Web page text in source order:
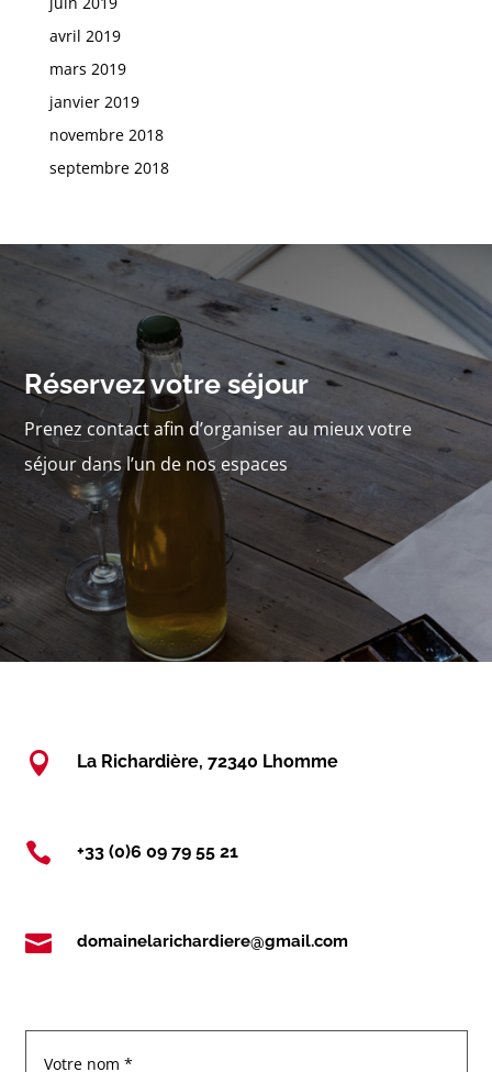
avril 2019
mars 2019
janvier 2019
novembre 2018
septembre 2018
Réservez votre séjour
Prenez contact afin d’organiser au mieux votre
séjour dans l’un de nos espaces
 La Richardière, 72340 Lhomme
 +33 (0)6 09 79 55 21
 domainelarichardiere@gmail.com